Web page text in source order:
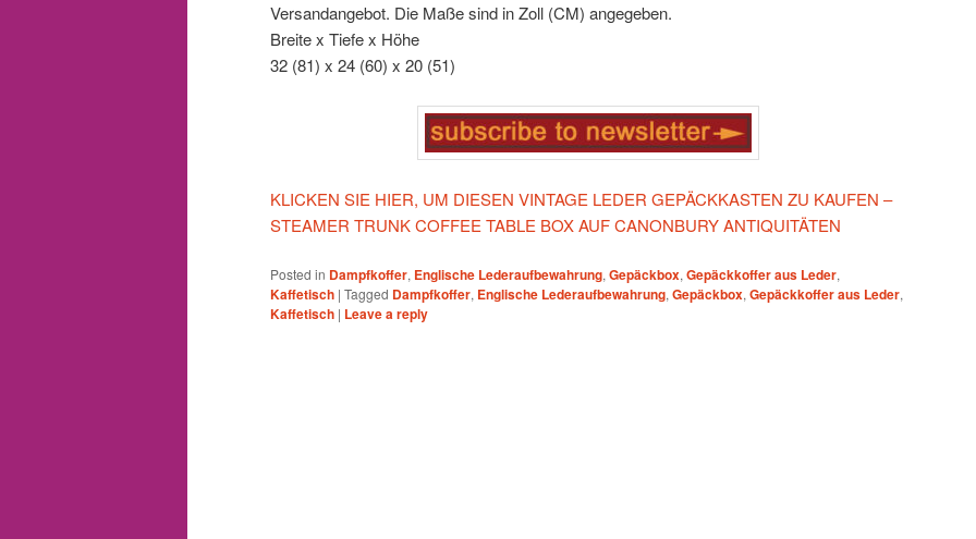
Versandangebot. Die Maße sind in Zoll (CM) angegeben.
Breite x Tiefe x Höhe
32 (81) x 24 (60) x 20 (51)
KLICKEN SIE HIER, UM DIESEN VINTAGE LEDER GEPÄCKKASTEN ZU KAUFEN –
STEAMER TRUNK COFFEE TABLE BOX AUF CANONBURY ANTIQUITÄTEN
Posted in Dampfkoffer, Englische Lederaufbewahrung, Gepäckbox, Gepäckkoffer aus Leder,
Kaffetisch | Tagged Dampfkoffer, Englische Lederaufbewahrung, Gepäckbox, Gepäckkoffer aus Leder,
Kaffetisch | Leave a reply